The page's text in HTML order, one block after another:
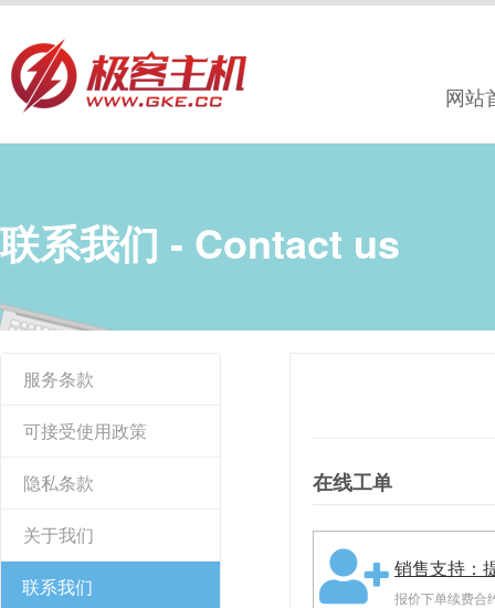
网站
联系我们 - Contact us
服务条款
可接受使用政策
隐私条款
关于我们
联系我们
在线工单
销售支持：
报价下单续费合